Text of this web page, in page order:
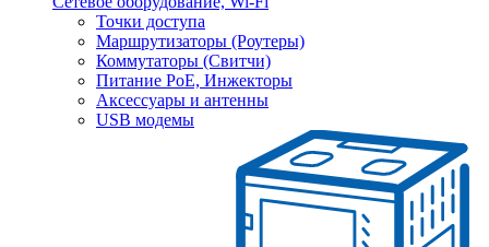
Точки доступа
Маршрутизаторы (Роутеры)
Коммутаторы (Свитчи)
Питание PoE, Инжекторы
Аксессуары и антенны
USB модемы